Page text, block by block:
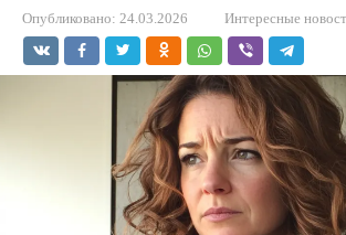
Опубликовано: 24.03.2026 Интересные